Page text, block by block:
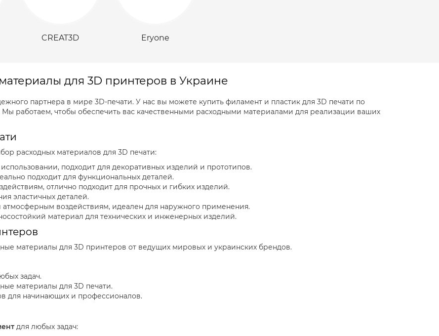
CREAT3D Eryone
для 3D принтеров в Украине
партнера в мире 3D-печати. У нас вы можете купить филамент и пластик для 3D печати по
работаем, чтобы обеспечить вас качественными расходными материалами для реализации ваших
расходных материалов для 3D печати:
подходит для декоративных изделий и прототипов.
подходит для функциональных деталей.
отлично подходит для прочных и гибких изделий.
эластичных деталей.
атмосферным воздействиям, идеален для наружного применения.
материал для технических и инженерных изделий.
материалы для 3D принтеров от ведущих мировых и украинских брендов.
задач.
материалы для 3D печати.
для начинающих и профессионалов.
для любых задач: